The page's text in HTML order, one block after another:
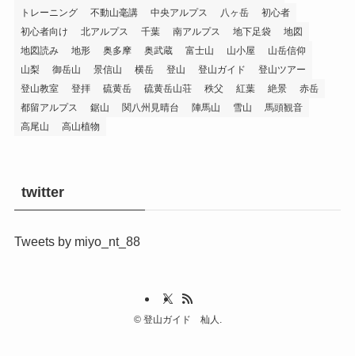
トレーニング
不動山毫講 中央アルプス 八ヶ岳
初心者
初心者向け
北アルプス 千葉 南アルプス 地下足袋
地図
地図読み
地形 奥多摩 奥武蔵 富士山 山小屋
山岳信仰
山梨
御岳山 景信山 横岳 登山 登山ガイド
登山ツアー
登山教室
登拝 硫黄岳 硫黄岳山荘 秩父 紅葉 絶景
赤岳
都留アルプス
鋸山 関八州見晴台 陣馬山 雪山
馬頭観音
高尾山
高山植物
twitter
Tweets by miyo_nt_88
©登山ガイド 杣人.